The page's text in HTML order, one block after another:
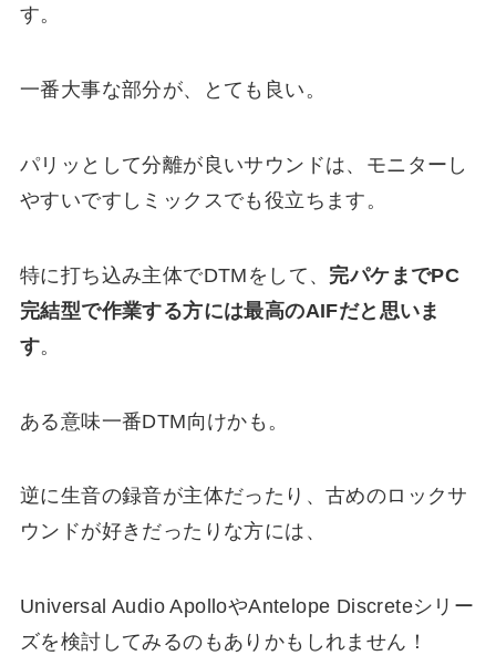
す。
一番大事な部分が、とても良い。
パリッとして分離が良いサウンドは、モニターし
やすいですしミックスでも役立ちます。
特に打ち込み主体でDTMをして、 完パケまでPC
完結型で作業する方には最高のAIFだと思いま
す。
ある意味一番DTM向けかも。
逆に生音の録音が主体だったり、古めのロックサ
ウンドが好きだったりな方には、
Universal Audio ApolloやAntelope Discreteシリー
ズを検討してみるのもありかもしれません！